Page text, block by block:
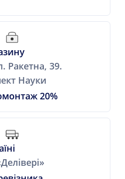
Ракетна, 39.
Науки
20%